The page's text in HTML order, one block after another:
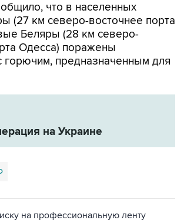
что в населенных
(27 км северо-восточнее порта
Беляры (28 км северо-
Одесса) поражены
горючим, предназначенным для
на Украине
на профессиональную ленту